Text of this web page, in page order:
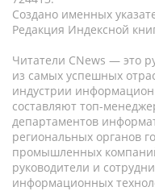
Создано именных
Редакция Индексной
Читатели CNews — это
из самых успешных
индустрии
составляют топ-
департаментов
региональных органов
промышленных
руководители и
информационных